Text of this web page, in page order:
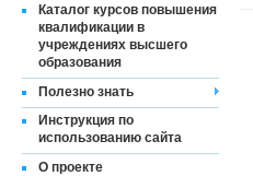
Каталог курсов повышения
квалификации в
учреждениях высшего
образования
Полезно знать
Инструкция по
использованию сайта
О проекте